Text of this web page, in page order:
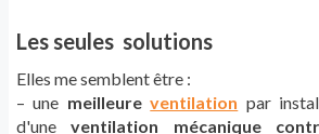
Les seules solutions
Elles me semblent être :
– une meilleureventilation par
d'uneventilation mécanique